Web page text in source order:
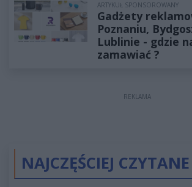
ARTYKUŁ SPONSOROWANY
Gadżety
Poznaniu,
Lublinie - gdzie
zamawiać ?
REKLAMA
NAJCZĘŚCIEJ CZYTANE